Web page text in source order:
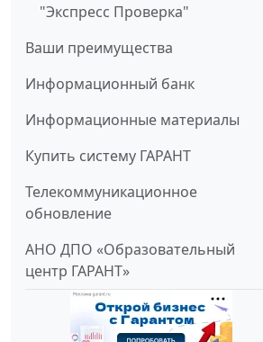
"Экспресс Проверка"
Ваши преимущества
Информационный банк
Информационные материалы
Купить систему ГАРАНТ
Телекоммуникационное
обновление
АНО ДПО «Образовательный
центр ГАРАНТ»